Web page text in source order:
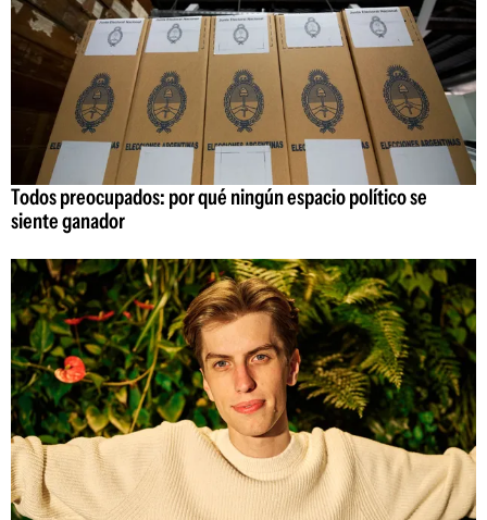
Todos preocupados: por qué ningún espacio político se
siente ganador